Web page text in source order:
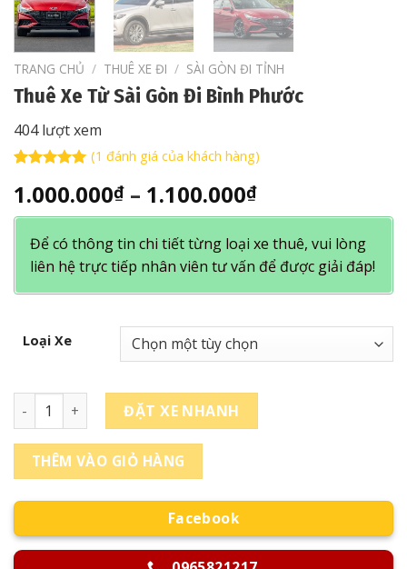
TRANG CHỦ / THUÊ XE ĐI / SÀI GÒN ĐI TỈNH
Thuê Xe Từ Sài Gòn Đi Bình Phước
404 lượt xem
dựa trên
đánh giá
(1 đánh giá của khách hàng)
1.000.000₫ – 1.100.000₫Khoảng
giá:
từ
1.000.000₫
đến
1.100.000₫
Để có thông tin chi tiết từng loại xe thuê, vui lòng
liên hệ trực tiếp nhân viên tư vấn để được giải đáp!
Loại Xe
Thuê Xe Từ Sài Gòn Đi Bình Phước số lượng
ĐẶT XE NHANH
THÊM VÀO GIỎ HÀNG
Facebook